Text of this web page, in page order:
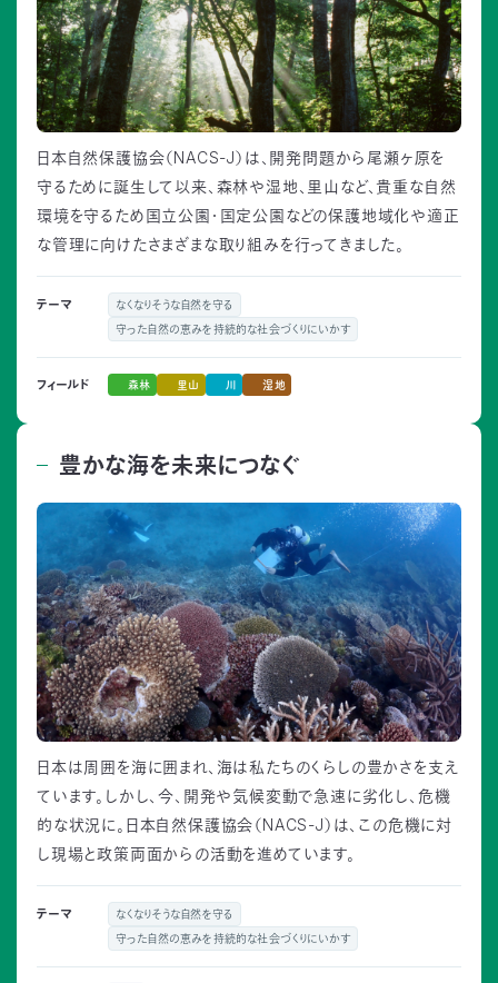
日本自然保護協会（NACS-J）は、開発問題から尾瀬ヶ原を
守るために誕生して以来、森林や湿地、里山など、貴重な自然
環境を守るため国立公園・国定公園などの保護地域化や適正
な管理に向けたさまざまな取り組みを行ってきました。
テーマ
なくなりそうな自然を守る
守った自然の恵みを持続的な社会づくりにいかす
フィールド 森林 里山 川 湿地
豊かな海を未来につなぐ
日本は周囲を海に囲まれ、海は私たちのくらしの豊かさを支え
ています。しかし、今、開発や気候変動で急速に劣化し、危機
的な状況に。日本自然保護協会（NACS-J）は、この危機に対
し現場と政策両面からの活動を進めています。
テーマ
なくなりそうな自然を守る
守った自然の恵みを持続的な社会づくりにいかす